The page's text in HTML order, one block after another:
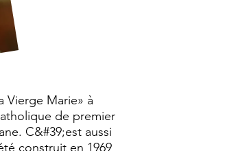
Vierge Marie» à
de premier
C&#39;est aussi
construit en 1969